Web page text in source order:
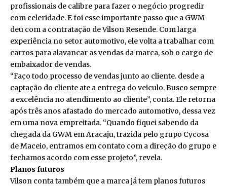
profissionais de calibre para fazer o negócio progredir
com celeridade. E foi esse importante passo que a GWM
deu com a contratação de Vilson Resende. Com larga
experiência no setor automotivo, ele volta a trabalhar com
carros para alavancar as vendas da marca, sob o cargo de
embaixador de vendas.
“Faço todo processo de vendas junto ao cliente. desde a
captação do cliente ate a entrega do veiculo. Busco sempre
a excelência no atendimento ao cliente”, conta. Ele retorna
após três anos afastado do mercado automotivo, dessa vez
em uma nova empreitada. “Quando fiquei sabendo da
chegada da GWM em Aracaju, trazida pelo grupo Cycosa
de Maceio, entramos em contato com a direção do grupo e
fechamos acordo com esse projeto”, revela.
Planos futuros
Vilson conta também que a marca já tem planos futuros